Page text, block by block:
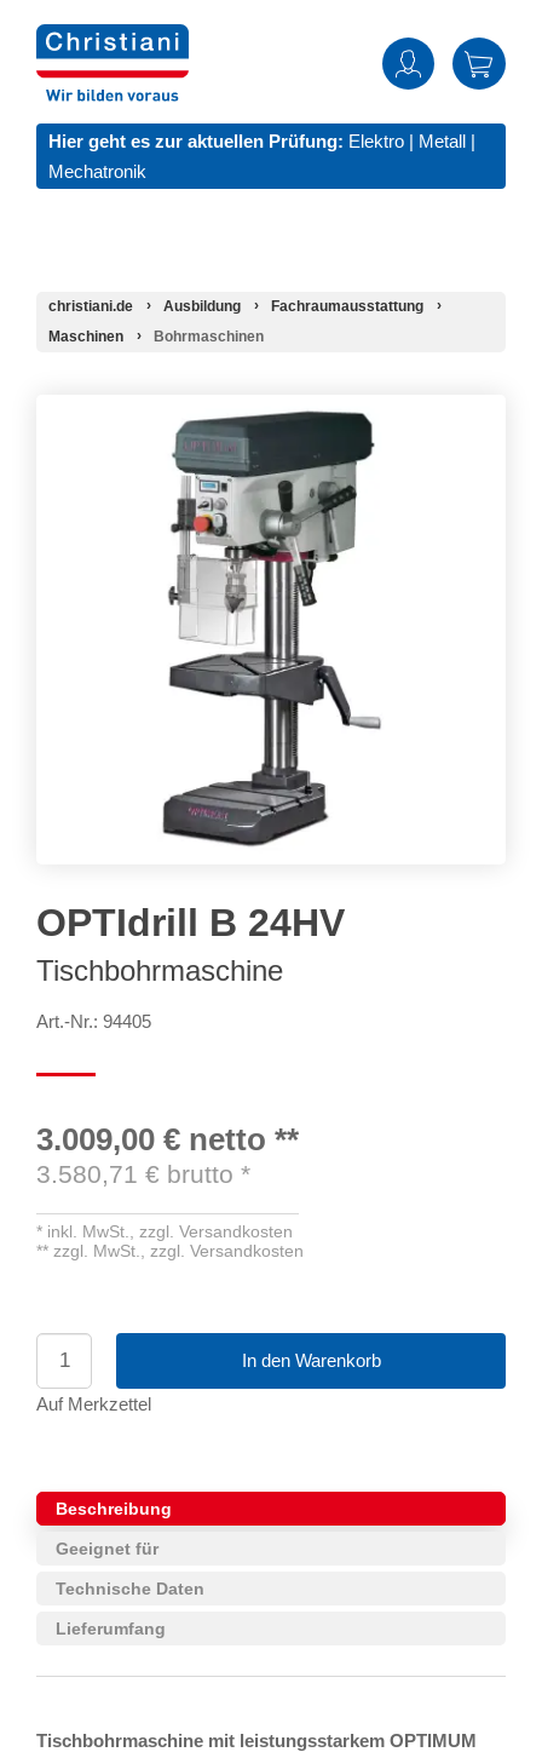
Hier geht es zur aktuellen Prüfung: Elektro | Metall |
Mechatronik
christiani.de Ausbildung
Fachraumausstattung
Maschinen
Bohrmaschinen
OPTIdrill B 24HV
Tischbohrmaschine
Art.-Nr.: 94405
3.009,00 € netto **
3.580,71 € brutto *
* inkl. MwSt., zzgl. Versandkosten
** zzgl. MwSt., zzgl. Versandkosten
In den Warenkorb
Auf Merkzettel
Beschreibung
Geeignet für
Technische Daten
Lieferumfang
Tischbohrmaschine mit leistungsstarkem OPTIMUM